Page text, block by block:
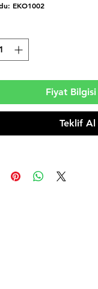
EKO1002
Fiyat
Teklif Al